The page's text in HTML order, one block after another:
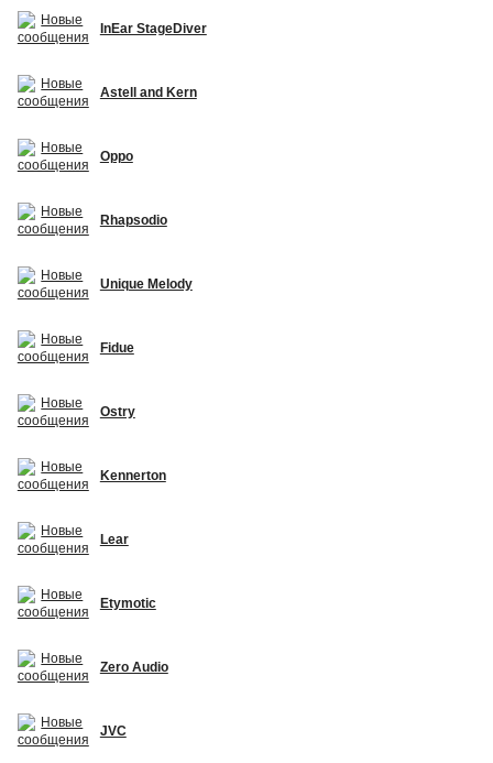
InEar StageDiver
Astell and Kern
Oppo
Rhapsodio
Unique Melody
Fidue
Ostry
Kennerton
Lear
Etymotic
Zero Audio
JVC